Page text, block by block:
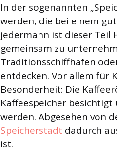
In der sogenannten
werden, die bei einem
jedermann ist dieser Teil
gemeinsam zu
Traditionsschiffhafen
entdecken. Vor allem für
Besonderheit: Die
Kaffeespeicher
werden. Abgesehen von
Speicherstadt dadurch
ist.